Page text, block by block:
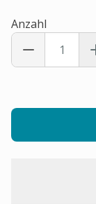
Anzahl